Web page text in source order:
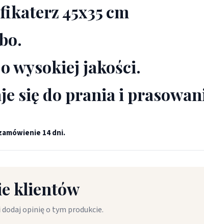
45x35 cm
wysokiej jakości.
się do prania i
14 dni.
klientów
dodaj opinię o tym produkcie.